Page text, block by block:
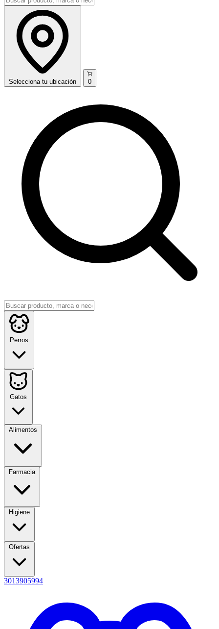
Selecciona tu ubicación 0
Perros
Gatos
Alimentos
Farmacia
Higiene
Ofertas
3013905994